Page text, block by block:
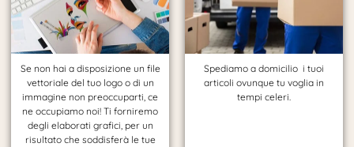
Se non hai a disposizione un file
vettoriale del tuo logo o di un
immagine non preoccuparti, ce
ne occupiamo noi! Ti forniremo
degli elaborati grafici, per un
risultato che soddisferà le tue
Spediamo a domicilio i tuoi
articoli ovunque tu voglia in
tempi celeri.